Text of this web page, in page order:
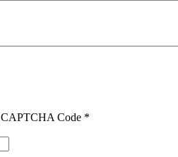
CAPTCHA Code *